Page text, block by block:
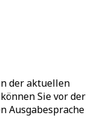
der aktuellen
Sie vor der
Ausgabesprache